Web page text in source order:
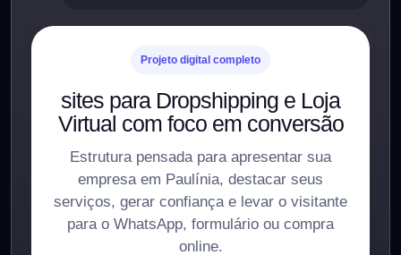
Projeto digital completo
sites para Dropshipping e Loja
Virtual com foco em conversão
Estrutura pensada para apresentar sua
empresa em Paulínia, destacar seus
serviços, gerar confiança e levar o visitante
para o WhatsApp, formulário ou compra
online.